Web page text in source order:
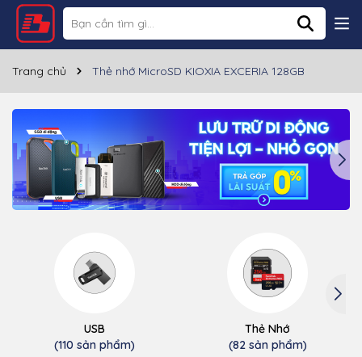
Trang chủ Thẻ nhớ MicroSD KIOXIA EXCERIA 128GB
USB
(110 sản phẩm)
Thẻ Nhớ
(82 sản phẩm)